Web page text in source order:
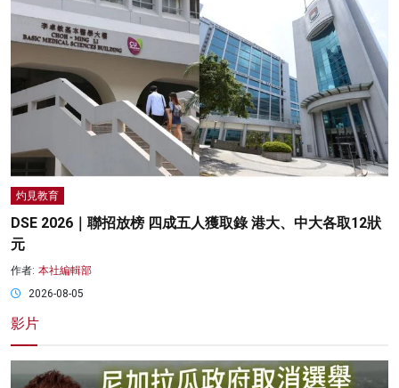
灼見教育
DSE 2026｜聯招放榜 四成五人獲取錄 港大、中大各取12狀
元
作者: 本社編輯部
2026-08-05
影片